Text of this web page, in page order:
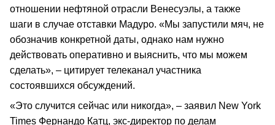
отношении нефтяной отрасли Венесуэлы, а также
шаги в случае отставки Мадуро. «Мы запустили мяч, не
обозначив конкретной даты, однако нам нужно
действовать оперативно и выяснить, что мы можем
сделать», – цитирует телеканал участника
состоявшихся обсуждений.
«Это случится сейчас или никогда», – заявил New York
Times Фернандо Катц, экс-директор по делам